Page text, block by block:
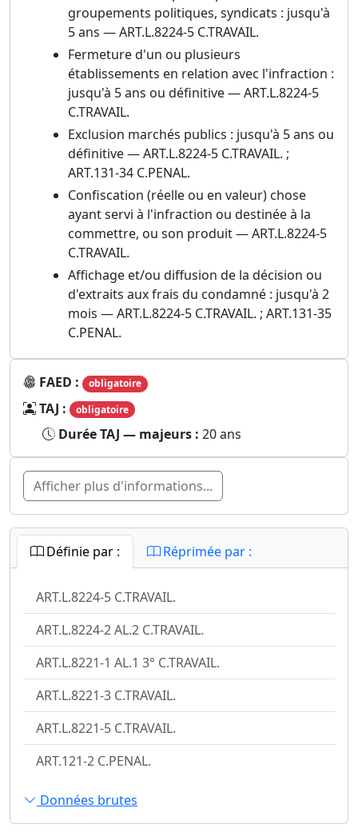
groupements politiques, syndicats : jusqu'à
5 ans — ART.L.8224-5 C.TRAVAIL.
Fermeture d'un ou plusieurs
établissements en relation avec l'infraction :
jusqu'à 5 ans ou définitive — ART.L.8224-5
C.TRAVAIL.
Exclusion marchés publics : jusqu'à 5 ans ou
définitive — ART.L.8224-5 C.TRAVAIL. ;
ART.131-34 C.PENAL.
Confiscation (réelle ou en valeur) chose
ayant servi à l'infraction ou destinée à la
commettre, ou son produit — ART.L.8224-5
C.TRAVAIL.
Affichage et/ou diffusion de la décision ou
d'extraits aux frais du condamné : jusqu'à 2
mois — ART.L.8224-5 C.TRAVAIL. ; ART.131-35
C.PENAL.
FAED : obligatoire
TAJ : obligatoire
Durée TAJ — majeurs : 20 ans
Afficher plus d'informations...
Définie par : Réprimée par :
ART.L.8224-5 C.TRAVAIL.
ART.L.8224-2 AL.2 C.TRAVAIL.
ART.L.8221-1 AL.1 3° C.TRAVAIL.
ART.L.8221-3 C.TRAVAIL.
ART.L.8221-5 C.TRAVAIL.
ART.121-2 C.PENAL.
Données brutes